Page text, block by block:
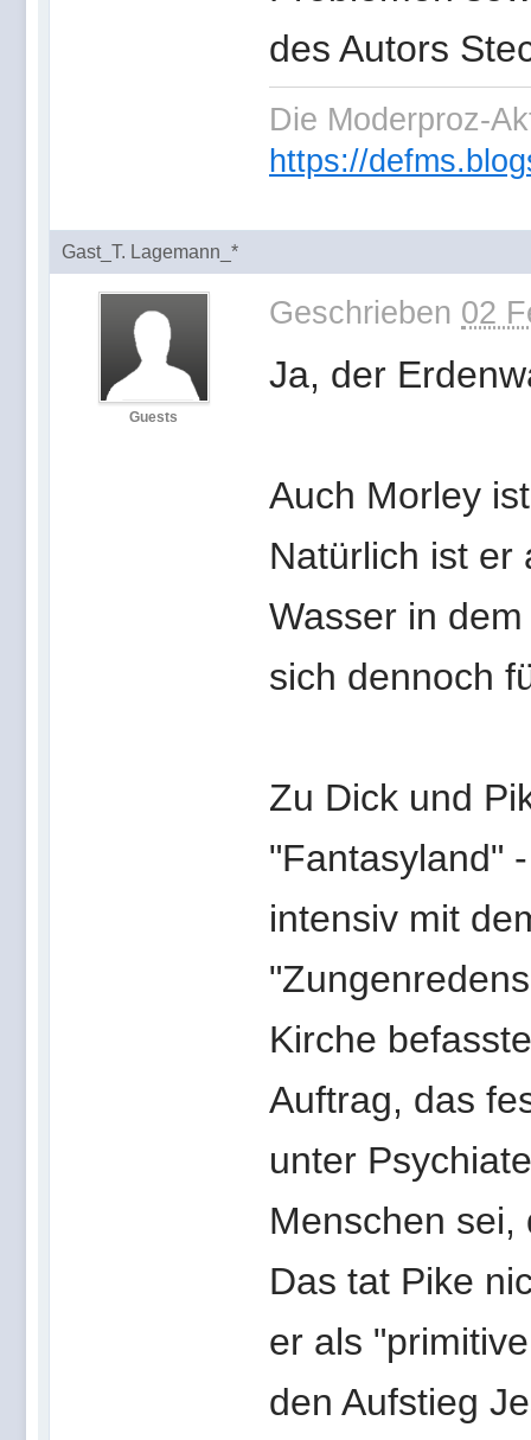
des Autors
Die Moderproz-
https://
Gast_T. Lagemann_*
Guests
Geschrieben 02
Ja, der
Auch Morley
Natürlich ist er
Wasser in
sich dennoch
Zu Dick und
"Fantasyland"
intensiv mit
Kirche
Auftrag, das
unter
Menschen sei,
Das tat Pike
er als
den Aufstieg